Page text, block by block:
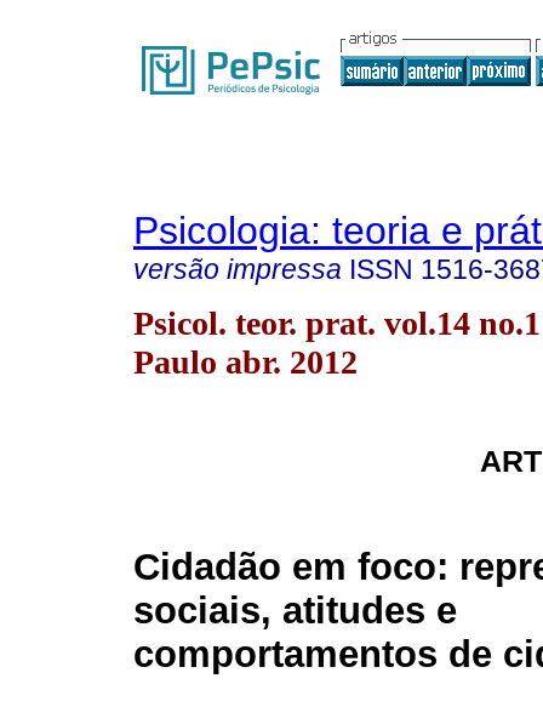
Psicologia: teoria e
versão impressa ISSN 1516-
Psicol. teor. prat. vol.14
Paulo abr. 2012
Cidadão em foco:
sociais, atitudes e
comportamentos de